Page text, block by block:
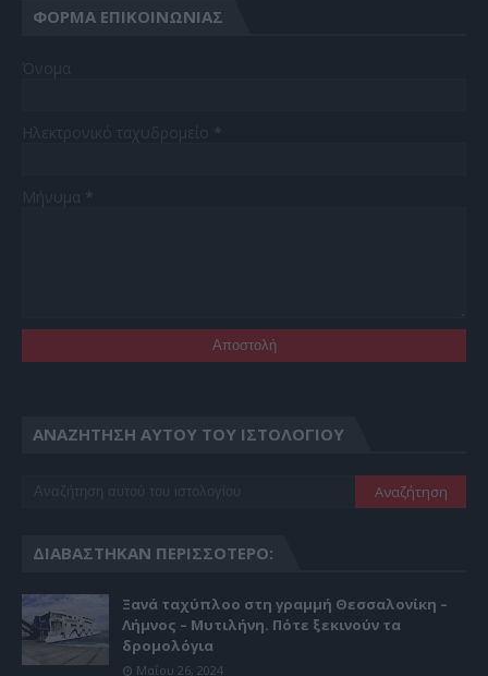
ΦΌΡΜΑ ΕΠΙΚΟΙΝΩΝΊΑΣ
ΑΝΑΖΉΤΗΣΗ ΑΥΤΟΎ ΤΟΥ ΙΣΤΟΛΟΓΊΟΥ
ΔΙΑΒΆΣΤΗΚΑΝ ΠΕΡΙΣΣΌΤΕΡΟ:
Ξανά ταχύπλοο στη γραμμή Θεσσαλονίκη –
Λήμνος – Μυτιλήνη. Πότε ξεκινούν τα
δρομολόγια
Μαΐου 26, 2024